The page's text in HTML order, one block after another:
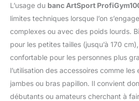
Le coussin d'assise élargi et
un meilleur soutien. Le
allongé soutiennent la
réduisant ainsi les tensions
multifonctionnels, on trouve
emplacements pré-percés
de musculation, optimisant
de votre fitness. Avec ce
L’usage du banc ArtSport
limites techniques lorsque l’on
complexes ou avec des poids lourds.
pour les petites tailles (jusqu’à 170
confortable pour les personnes plus
l’utilisation des accessoires comme les
jambes ou bras papillon. Il convient
débutants ou amateurs cherchant à